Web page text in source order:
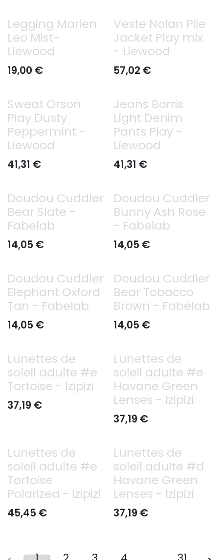
Legging Marien
Leo Mist-
Liewood
19,00 €
Veste Nolan Pile
Jacket Play mix
- Liewood
57,02 €
Sweat Orson
Play Dusty
Peppermint -
Liewood
41,31 €
Jeans Borris
Light Denim
Pants Play -
Liewood
41,31 €
Doudou Cuddler
Bear Slate -
Fabelab
14,05 €
Doudou Cuddler
Bunny Ash Rose
- Fabelab
14,05 €
Doudou Cuddler
Elephant Oxford
Tan - Fabelab
14,05 €
Doudou Cuddler
Bear Tobacco
Brown - Fabelab
14,05 €
Lunettes de
soleil adulte #e
Tortoise - Izipizi
37,19 €
Lunettes de
soleil adulte #e
Havane Green
Lenses - Izipizi
37,19 €
Lunettes de
soleil adulte #e
Tortoise
Polarized - Izipizi
45,45 €
Lunettes de
soleil adulte #d
Havane Green
Lenses - Izipizi
37,19 €